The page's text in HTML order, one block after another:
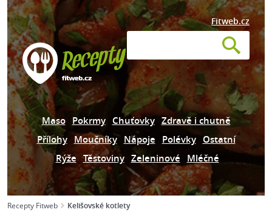
Fitweb.cz
Maso Pokrmy Chuťovky Zdravě i chutně
Přílohy Moučníky Nápoje Polévky Ostatní
Rýže Těstoviny Zeleninové Mléčné
Recepty Fitweb Kelišovské kotlety